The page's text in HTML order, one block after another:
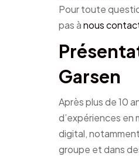
Pour toute
pas ànous
Garsen
Après plus de 10
d’expériences en
digital,
groupe et dans